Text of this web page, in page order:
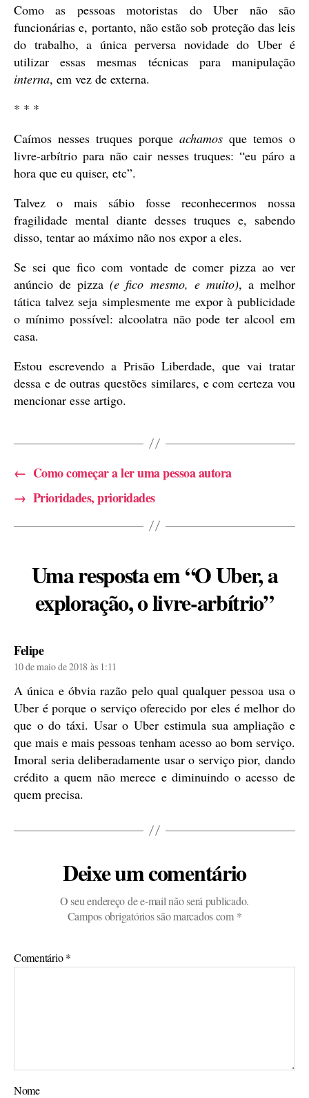
Como as pessoas motoristas do Uber não são
funcionárias e, portanto, não estão sob proteção das leis
do trabalho, a única perversa novidade do Uber é
utilizar essas mesmas técnicas para manipulação
interna, em vez de externa.
* * *
Caímos nesses truques porque achamos que temos o
livre-arbítrio para não cair nesses truques: “eu páro a
hora que eu quiser, etc”.
Talvez o mais sábio fosse reconhecermos nossa
fragilidade mental diante desses truques e, sabendo
disso, tentar ao máximo não nos expor a eles.
Se sei que fico com vontade de comer pizza ao ver
anúncio de pizza(e fico mesmo, e muito), a melhor
tática talvez seja simplesmente me expor à publicidade
o mínimo possível: alcoolatra não pode ter alcool em
casa.
Estou escrevendo a Prisão Liberdade, que vai tratar
dessa e de outras questões similares, e com certeza vou
mencionar esse artigo.
← Como começar a ler uma pessoa autora
→ Prioridades, prioridades
Uma resposta em “O Uber, a
exploração, o livre-arbítrio”
Felipediz:
10 de maio de 2018 às 1:11
A única e óbvia razão pelo qual qualquer pessoa usa o
Uber é porque o serviço oferecido por eles é melhor do
que o do táxi. Usar o Uber estimula sua ampliação e
que mais e mais pessoas tenham acesso ao bom serviço.
Imoral seria deliberadamente usar o serviço pior, dando
crédito a quem não merece e diminuindo o acesso de
quem precisa.
Deixe um comentário
O seu endereço de e-mail não será publicado.
Campos obrigatórios são marcados com *
Comentário*
Nome